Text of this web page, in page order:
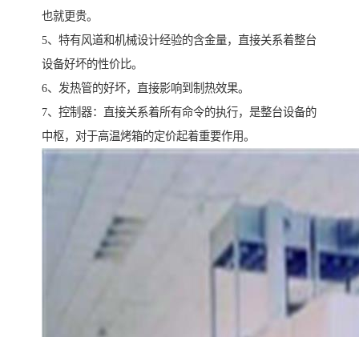
也就更贵。
5、特有风道和机械设计经验的含金量，直接关系着整台
设备好坏的性价比。
6、发热管的好坏，直接影响到制热效果。
7、控制器：直接关系着所有命令的执行，是整台设备的
中枢，对于高温烤箱的定价起着重要作用。